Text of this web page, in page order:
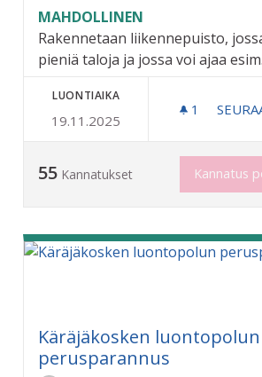
MAHDOLLINEN
Rakennetaan liikennepuisto,
pieniä taloja ja jossa voi ajaa
LUONTIAIKA
19.11.2025
1 1
55 Kannatukset Kannatus
Käräjäkosken luontopolun
perusparannus